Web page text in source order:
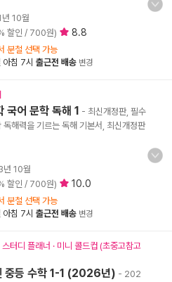
10월
할인 / 700원) 8.8
분철 선택 가능
아침 7시 출근전 배송 변경
국어 문학 독해 1 - 최신개정판, 필수
독해력을 기르는 독해 기본서, 최신개정판
10월
할인 / 700원) 10.0
분철 선택 가능
아침 7시 출근전 배송 변경
터디 플래너 · 미니 콜드컵 (초중고참고
중등 수학 1-1 (2026년) - 202